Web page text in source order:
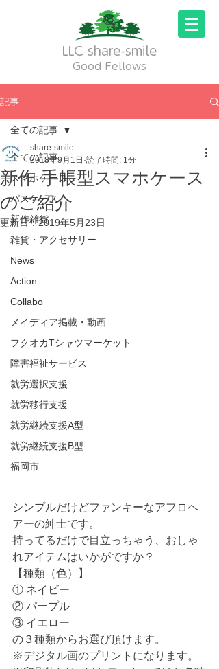
LLC share-smile
Good Fellows
記事
全ての記事
スマホケース
パスケース
新作雑貨
雑貨・アクセサリー
News
Action
Collabo
メイディア掲載・動画
フクオカTシャツマーケット
障害福祉サービス
就労選択支援
就労移行支援
就労継続支援A型
就労継続支援B型
福岡市
全ての記事
新作 手帳型スマホケース
のご紹介
share-smile
2018年9月1日 読了時間: 1分
更新日：2019年5月23日
シンプルだけどファンキーなアフロヘ
アーの紳士です。
持ってるだけで目立っちゃう、おしゃ
れアイテムはいかがですか？
【種類（色）】
① ネイビー
② パープル
③ イエロー
の３種類からお選び頂けます。
※デジタル画のプリントになります。